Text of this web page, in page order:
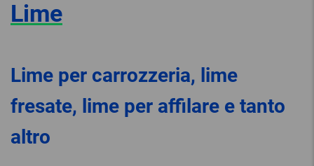
Lime
Lime per carrozzeria, lime
fresate, lime per affilare e tanto
altro